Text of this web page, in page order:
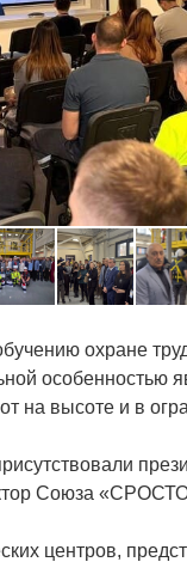
охране
особенностью
на высоте и в
Союза
центров,